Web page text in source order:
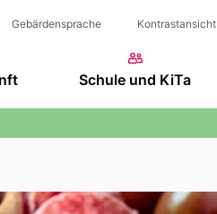
Gebärdensprache Kontrastansicht
Schule und KiTa